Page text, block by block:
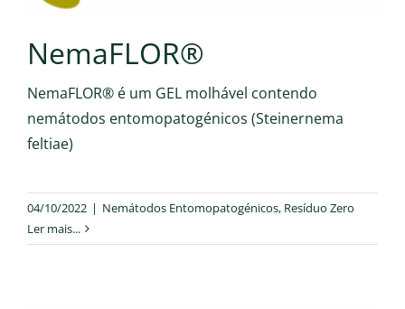
NemaFLOR®
NemaFLOR® é um GEL molhável contendo
nemátodos entomopatogénicos (Steinernema
feltiae)
04/10/2022 | Nemátodos Entomopatogénicos, Resíduo Zero
Ler mais...